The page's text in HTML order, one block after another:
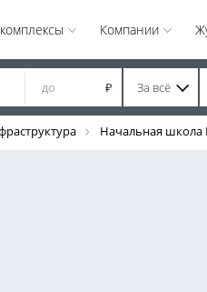
Компании
₽ За всё
Начальная